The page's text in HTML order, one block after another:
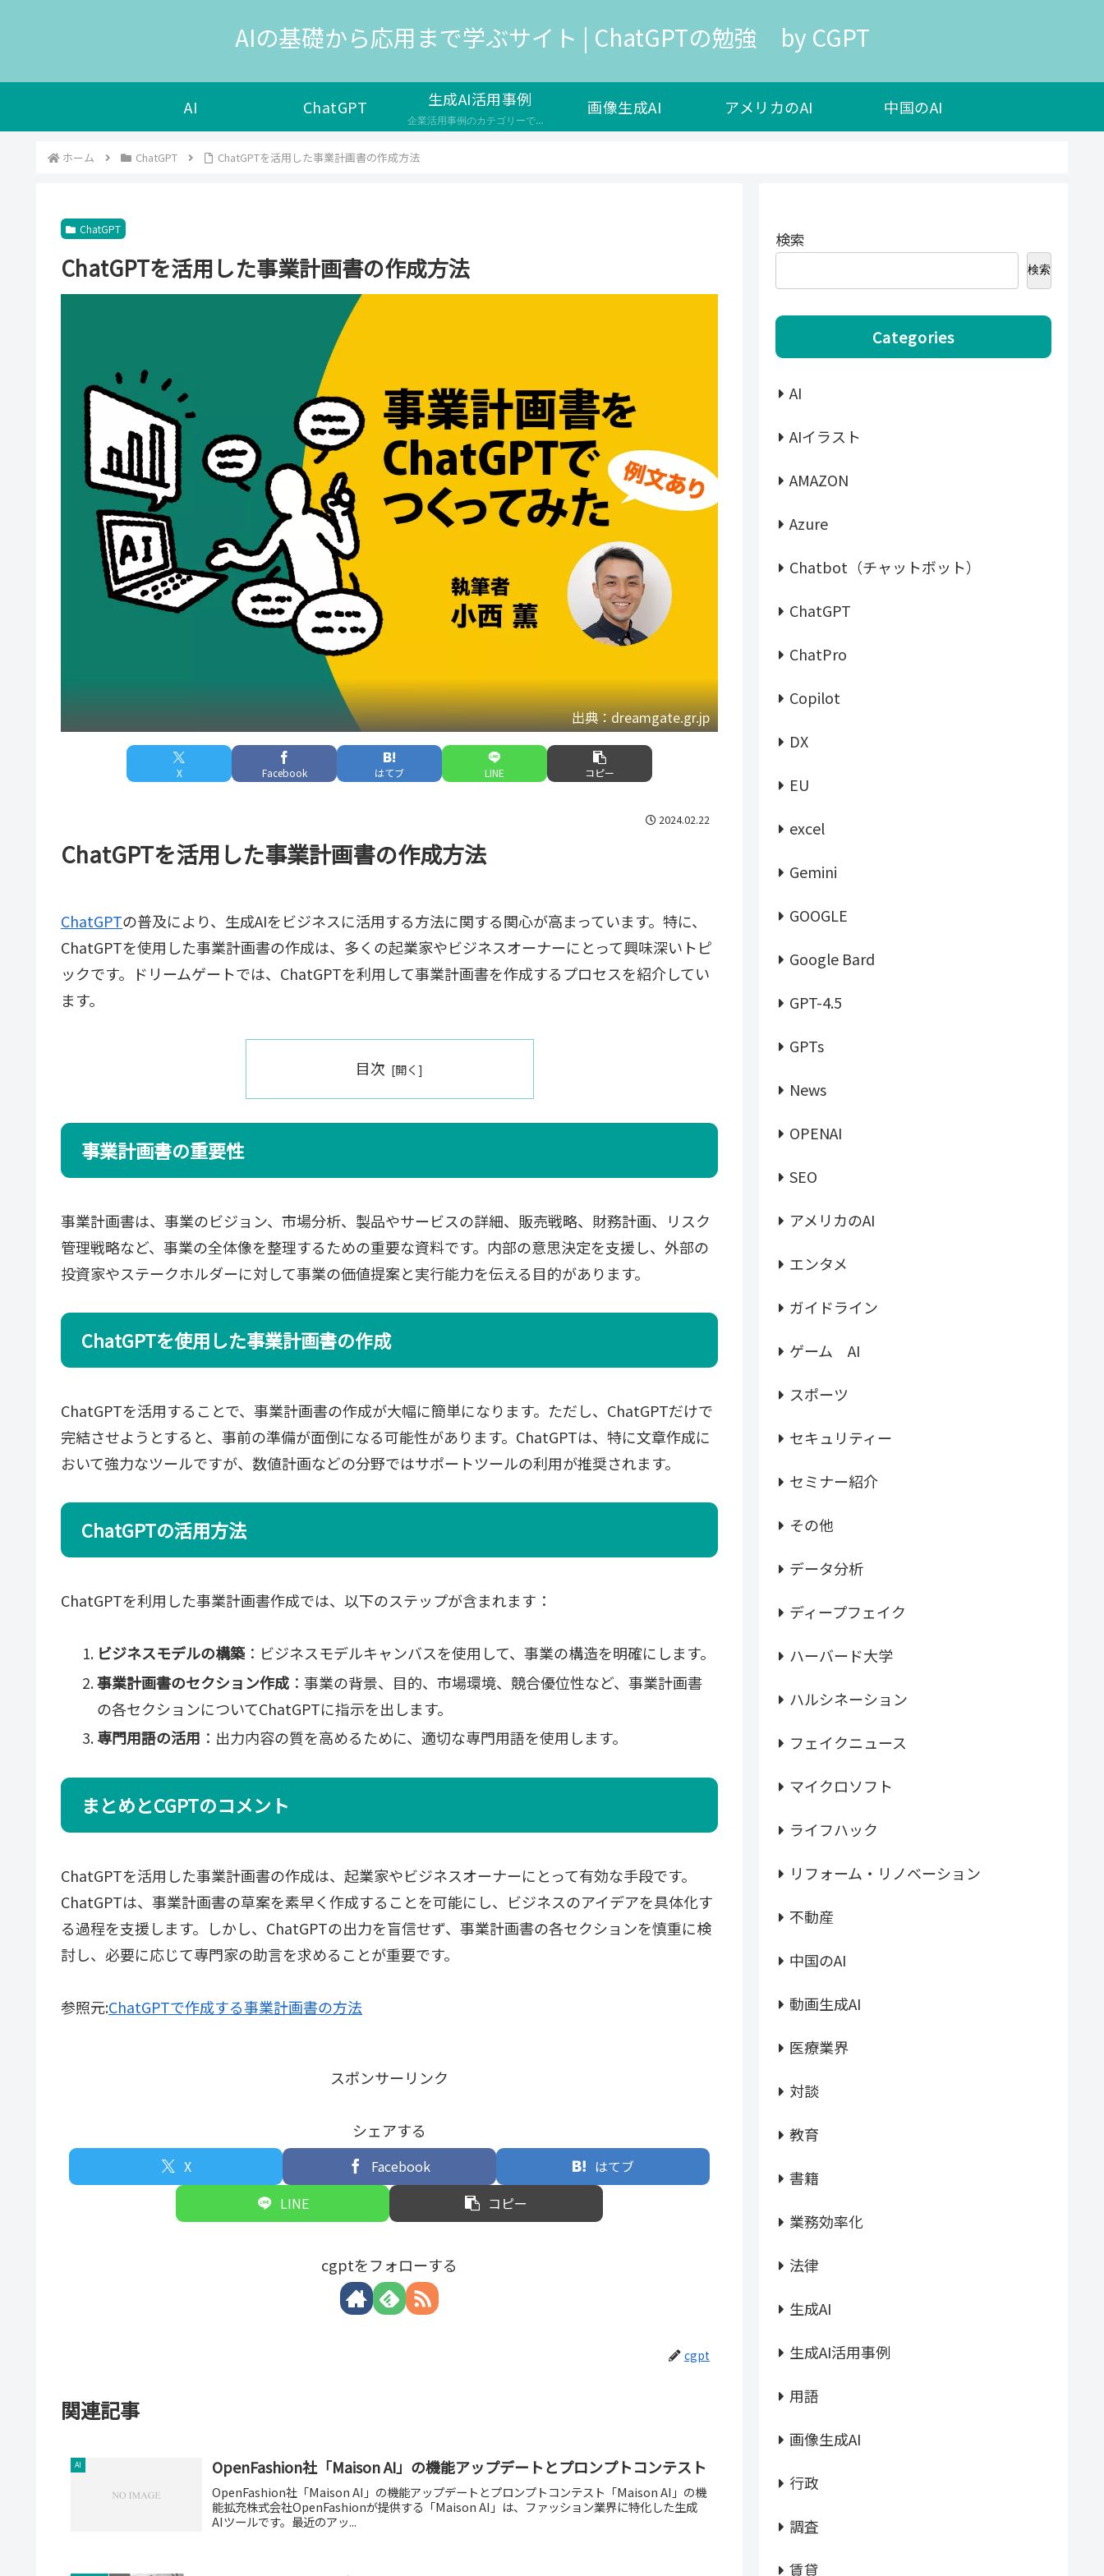
AIの基礎から応用まで学ぶサイト | ChatGPTの勉強 by CGPT
AI ChatGPT 生成AI活用事例
企業活用事例のカテゴリーです。生成AIは、人工知能の一種で、新しいデータやコンテンツを生成する能力を持つAIのことを指し、様々な企業で新サービスの開発や自社の業務効率化で導入が検討されています。 生成AIのメリットや効果 ユーザーの満足度やエンゲージメントを高める コストや時間の削減や品質の向上を実現する 新しい価値やイノベーションを生み出す 生成AIの課題や注意点 生成AIの出力の信頼性や公平性…
画像生成AI アメリカのAI 中国のAI
ホーム ChatGPT ChatGPTを活用した事業計画書の作成方法
ChatGPT
ChatGPTを活用した事業計画書の作成方法
出典：dreamgate.gr.jp
X Facebook はてブ LINE コピー
2024.02.22
ChatGPTを活用した事業計画書の作成方法
ChatGPTの普及により、生成AIをビジネスに活用する方法に関する関心が高まっています。特に、
ChatGPTを使用した事業計画書の作成は、多くの起業家やビジネスオーナーにとって興味深いトピ
ックです。ドリームゲートでは、ChatGPTを利用して事業計画書を作成するプロセスを紹介してい
ます。
目次
事業計画書の重要性
事業計画書は、事業のビジョン、市場分析、製品やサービスの詳細、販売戦略、財務計画、リスク
管理戦略など、事業の全体像を整理するための重要な資料です。内部の意思決定を支援し、外部の
投資家やステークホルダーに対して事業の価値提案と実行能力を伝える目的があります。
ChatGPTを使用した事業計画書の作成
ChatGPTを活用することで、事業計画書の作成が大幅に簡単になります。ただし、ChatGPTだけで
完結させようとすると、事前の準備が面倒になる可能性があります。ChatGPTは、特に文章作成に
おいて強力なツールですが、数値計画などの分野ではサポートツールの利用が推奨されます。
ChatGPTの活用方法
ChatGPTを利用した事業計画書作成では、以下のステップが含まれます：
ビジネスモデルの構築：ビジネスモデルキャンバスを使用して、事業の構造を明確にします。
事業計画書のセクション作成：事業の背景、目的、市場環境、競合優位性など、事業計画書
の各セクションについてChatGPTに指示を出します。
専門用語の活用 ：出力内容の質を高めるために、適切な専門用語を使用します。
まとめとCGPTのコメント
ChatGPTを活用した事業計画書の作成は、起業家やビジネスオーナーにとって有効な手段です。
ChatGPTは、事業計画書の草案を素早く作成することを可能にし、ビジネスのアイデアを具体化す
る過程を支援します。しかし、ChatGPTの出力を盲信せず、事業計画書の各セクションを慎重に検
討し、必要に応じて専門家の助言を求めることが重要です。
参照元:ChatGPTで作成する事業計画書の方法
スポンサーリンク
シェアする
X Facebook
はてブ
LINE
コピー
cgptをフォローする
cgpt
関連記事
AI OpenFashion社「Maison AI」の機能アップデートとプロンプトコンテスト
OpenFashion社「Maison AI」の機能アップデートとプロンプトコンテスト「Maison AI」の機
能拡充株式会社OpenFashionが提供する「Maison AI」は、ファッション業界に特化した生成
AIツールです。最近のアッ...
検索
検索
Categories
AI
AIイラスト
AMAZON
Azure
Chatbot（チャットボット）
ChatGPT
ChatPro
Copilot
DX
EU
excel
Gemini
GOOGLE
Google Bard
GPT-4.5
GPTs
News
OPENAI
SEO
アメリカのAI
エンタメ
ガイドライン
ゲーム AI
スポーツ
セキュリティー
セミナー紹介
その他
データ分析
ディープフェイク
ハーバード大学
ハルシネーション
フェイクニュース
マイクロソフト
ライフハック
リフォーム・リノベーション
不動産
中国のAI
動画生成AI
医療業界
対談
教育
書籍
業務効率化
法律
生成AI
生成AI活用事例
用語
画像生成AI
行政
調査
賃貸